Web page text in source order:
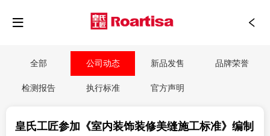
全部 公司动态 新品发售 品牌荣誉
检测报告 执行标准 官方声明
皇氏工匠参加《室内装饰装修美缝施工标准》编制